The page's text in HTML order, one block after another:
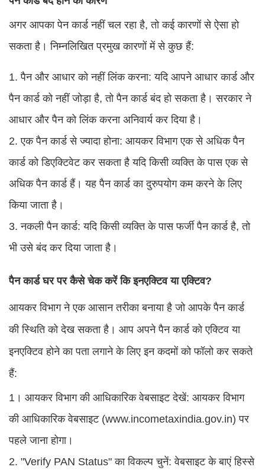
अगर आपका पेन कार्ड नहीं चल रहा है, तो कई कारणों से ऐसा हो
सकता है। निम्नलिखित प्रमुख कारणों में से कुछ हैं:
1. पैन और आधार को नहीं लिंक करना: यदि आपने आधार कार्ड और
पैन कार्ड को नहीं जोड़ा है, तो पैन कार्ड बंद हो सकता है। सरकार ने
आधार और पैन को लिंक करना अनिवार्य कर दिया है।
2. एक पैन कार्ड से ज्यादा होना: आयकर विभाग एक से अधिक पैन
कार्ड को डिएक्टिवेट कर सकता है यदि किसी व्यक्ति के पास एक से
अधिक पैन कार्ड हैं। यह पैन कार्ड का दुरुपयोग कम करने के लिए
किया जाता है।
3. नकली पैन कार्ड: यदि किसी व्यक्ति के पास फर्जी पैन कार्ड है, तो
भी उसे बंद कर दिया जाता है।
पैन कार्ड घर पर कैसे चेक करें कि इनएक्टिव या एक्टिव?
आयकर विभाग ने एक आसान तरीका बनाया है जो आपके पैन कार्ड
की स्थिति को देख सकता है। आप अपने पैन कार्ड को एक्टिव या
इनएक्टिव होने का पता लगाने के लिए इन कदमों को फॉलो कर सकते
हैं:
1। आयकर विभाग की आधिकारिक वेबसाइट देखें: आयकर विभाग
की आधिकारिक वेबसाइट (www.incometaxindia.gov.in) पर
पहले जाना होगा।
2. "Verify PAN Status" का विकल्प चुनें: वेबसाइट के बाएं हिस्से